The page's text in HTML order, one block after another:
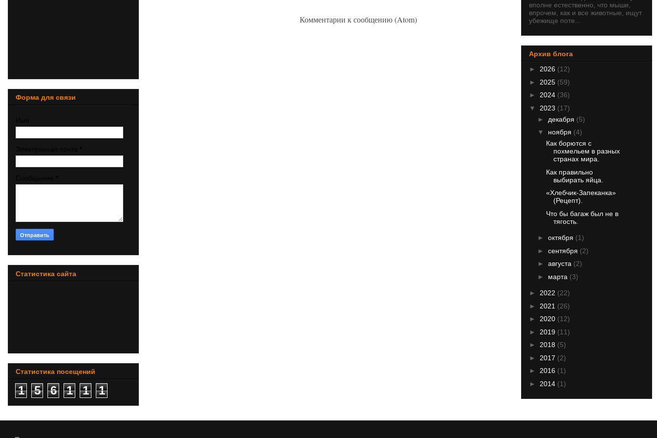
Комментарии к сообщению (Atom)
Форма для связи
Статистика сайта
Статистика посещений
1 5 6 1 1 1
вполне естественно, что мыши,
впрочем, как и все животные, ищут
убежище поте...
Архив блога
► 2026 (12)
► 2025 (59)
► 2024 (36)
▼ 2023 (17)
► декабря (5)
▼ ноября (4)
Как борются с
похмельем в разных
странах мира.
Как правильно
выбирать яйца.
«Хлебчик-Запеканка»
(Рецепт).
Что бы багаж был не в
тягость.
► октября (1)
► сентября (2)
► августа (2)
► марта (3)
► 2022 (22)
► 2021 (26)
► 2020 (12)
► 2019 (11)
► 2018 (5)
► 2017 (2)
► 2016 (1)
► 2014 (1)